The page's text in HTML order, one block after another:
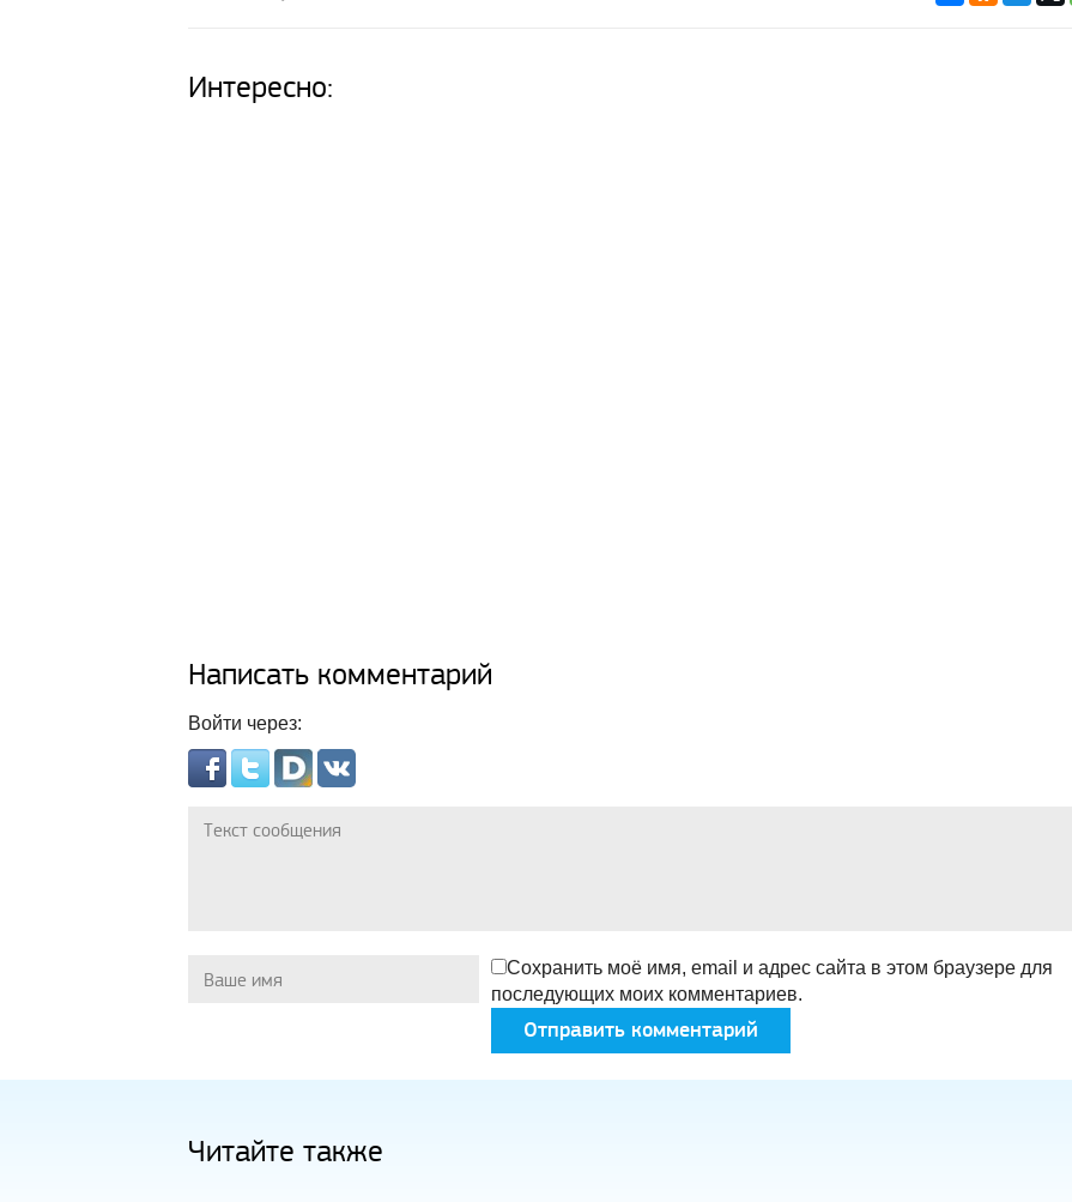
Интересно:
Написать комментарий
Войти через:
Сохранить моё имя, email и адрес сайта в этом браузере для
последующих моих комментариев.
Читайте также